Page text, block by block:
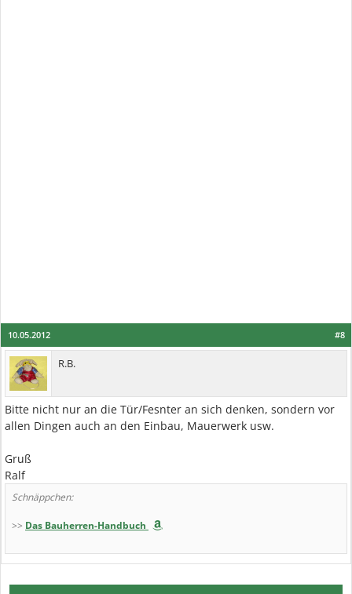
#8
10.05.2012
R.B.
Bitte nicht nur an die Tür/Fesnter an sich denken, sondern vor
allen Dingen auch an den Einbau, Mauerwerk usw.
Gruß
Ralf
Schnäppchen:
>> Das Bauherren-Handbuch